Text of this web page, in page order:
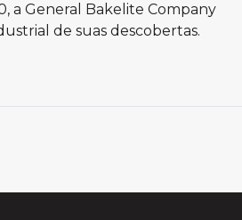
a General Bakelite Company
de suas descobertas.